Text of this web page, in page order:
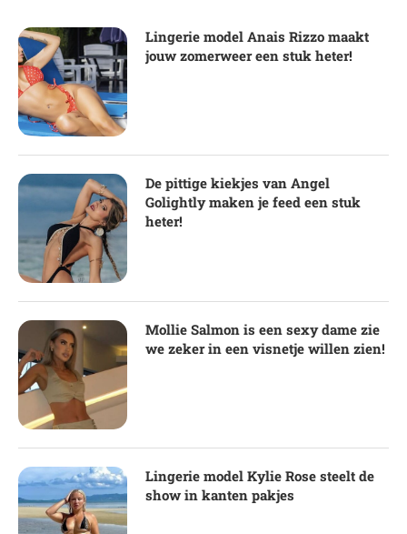
Lingerie model Anais Rizzo maakt
jouw zomerweer een stuk heter!
De pittige kiekjes van Angel
Golightly maken je feed een stuk
heter!
Mollie Salmon is een sexy dame zie
we zeker in een visnetje willen zien!
Lingerie model Kylie Rose steelt de
show in kanten pakjes